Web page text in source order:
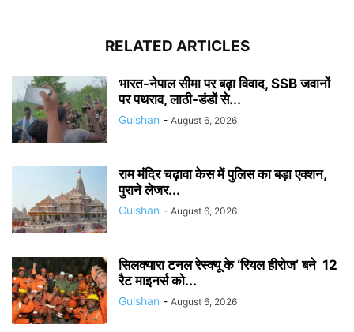
RELATED ARTICLES
भारत-नेपाल सीमा पर बढ़ा विवाद, SSB जवानों
पर पथराव, लाठी-डंडों से...
Gulshan - August 6, 2026
राम मंदिर चढ़ावा केस में पुलिस का बड़ा एक्शन,
पुराने लेजर...
Gulshan - August 6, 2026
सिलक्यारा टनल रेस्क्यू के ‘रियल हीरोज’ बने 12
रैट माइनर्स को...
Gulshan - August 6, 2026